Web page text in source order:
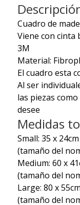
Cuadro de
Viene con cinta
3M
Material:
El cuadro esta
Al ser
las piezas
desee
Medidas
Small: 35 x 24cm
(tamaño del
Medium: 60 x
(tamaño del
Large: 80 x 55cm
(tamaño del